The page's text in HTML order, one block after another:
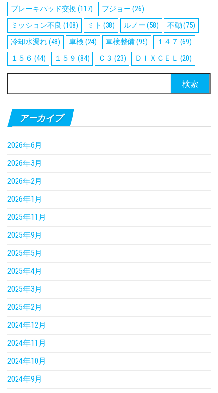
ブレーキパッド交換(117) プジョー (26)
ミッション不良 (108) ミト (38) ルノー (58) 不動 (75)
冷却水漏れ(48) 車検 (24) 車検整備(95) １４７ (69)
１５６ (44) １５９ (84) Ｃ３ (23) ＤＩＸＣＥＬ (20)
索:
アーカイブ
2026年6月
2026年3月
2026年2月
2026年1月
2025年11月
2025年9月
2025年5月
2025年4月
2025年3月
2025年2月
2024年12月
2024年11月
2024年10月
2024年9月